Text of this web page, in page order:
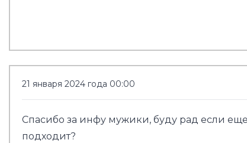
21 января 2024 года 00:00
Спасибо за инфу мужики, буду рад если еще
подходит?